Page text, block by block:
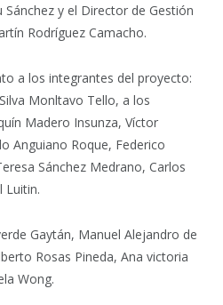
Sánchez y el Director de Gestión
Rodríguez Camacho.
a los integrantes del proyecto:
Monltavo Tello, a los
Madero Insunza, Víctor
Anguiano Roque, Federico
Sánchez Medrano, Carlos
Luitin.
Gaytán, Manuel Alejandro de
Rosas Pineda, Ana victoria
Wong.